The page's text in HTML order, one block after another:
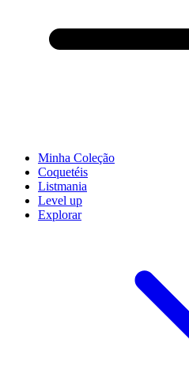
Minha Coleção
Coquetéis
Listmania
Level up
Explorar